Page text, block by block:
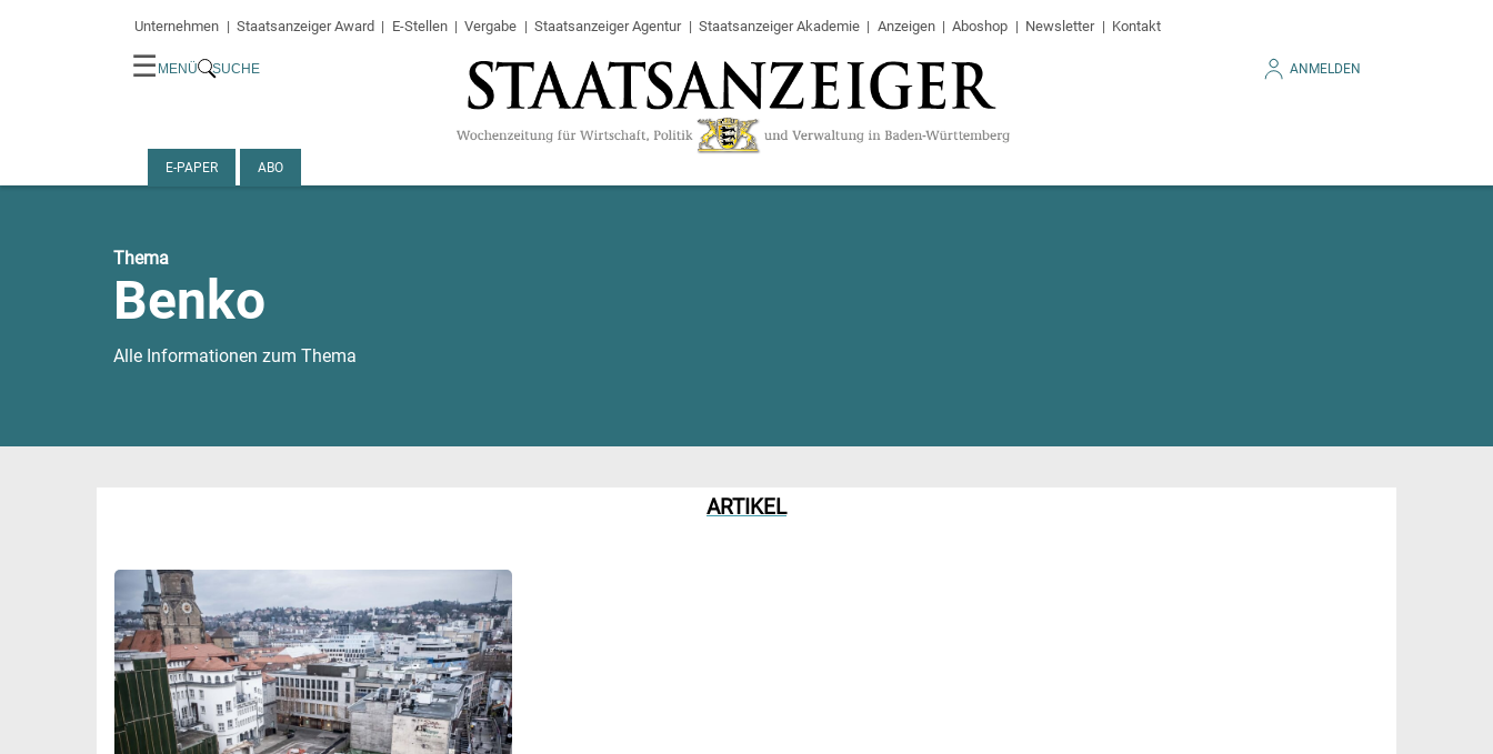
Unternehmen Staatsanzeiger Award E-Stellen Vergabe Staatsanzeiger Agentur Staatsanzeiger Akademie Anzeigen Aboshop Newsletter Kontakt
☰ MENÜ SUCHE ANMELDEN
E-PAPER ABO
Thema
Benko
Alle Informationen zum Thema
ARTIKEL